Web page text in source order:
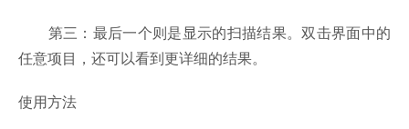
第三：最后一个则是显示的扫描结果。双击界面中的
任意项目，还可以看到更详细的结果。
使用方法